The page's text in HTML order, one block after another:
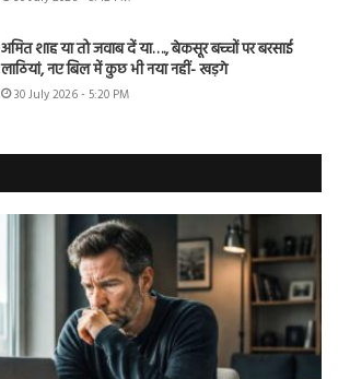
अमित शाह या तो जवाब दें या…., बेकसूर बच्चों पर बरसाई
लाठियां, नए बिल में कुछ भी नया नहीं- खड़गे
30 July 2026 - 5:20 PM